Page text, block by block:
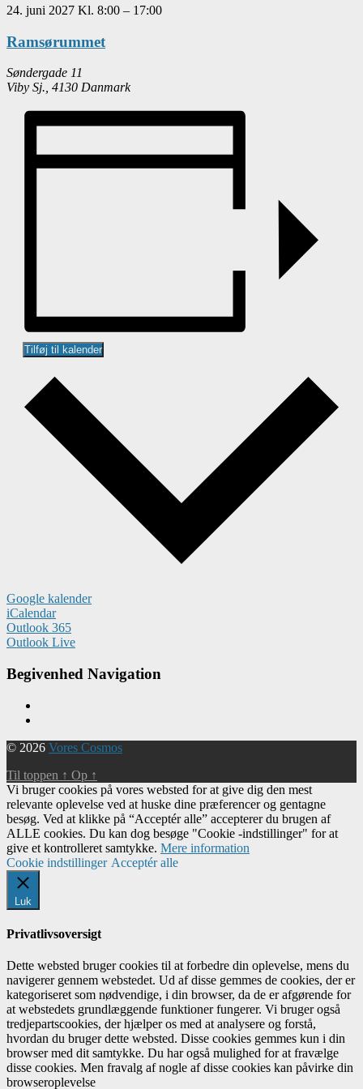
24. juni 2027 Kl. 8:00 – 17:00
Ramsørummet
Søndergade 11
Viby Sj. 4130 Danmark
Tilføj til kalender
Google kalender
iCalendar
Outlook 365
Outlook Live
Begivenhed Navigation
© 2026 Vores Cosmos
Til toppen ↑ Op ↑
Vi bruger cookies på vores websted for at give dig den mest
relevante oplevelse ved at huske dine præferencer og gentagne
besøg. Ved at klikke på “Acceptér alle” accepterer du brugen af ​​
ALLE cookies. Du kan dog besøge "Cookie -indstillinger" for at
give et kontrolleret samtykke. Mere information
Cookie indstillinger Acceptér alle
Luk
Privatlivsoversigt
Dette websted bruger cookies til at forbedre din oplevelse, mens du
navigerer gennem webstedet. Ud af disse gemmes de cookies, der er
kategoriseret som nødvendige, i din browser, da de er afgørende for
at webstedets grundlæggende funktioner fungerer. Vi bruger også
tredjepartscookies, der hjælper os med at analysere og forstå,
hvordan du bruger dette websted. Disse cookies gemmes kun i din
browser med dit samtykke. Du har også mulighed for at fravælge
disse cookies. Men fravalg af nogle af disse cookies kan påvirke din
browseroplevelse